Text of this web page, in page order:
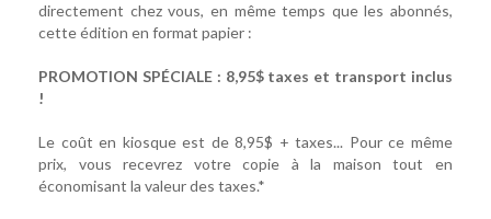
directement chez vous, en même temps que les abonnés,
cette édition en format papier :
PROMOTION SPÉCIALE : 8,95$ taxes et transport inclus
!
Le coût en kiosque est de 8,95$ + taxes... Pour ce même
prix, vous recevrez votre copie à la maison tout en
économisant la valeur des taxes.*